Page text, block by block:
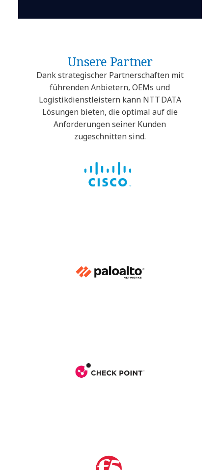
Unsere Partner
Dank strategischer Partnerschaften mit
führenden Anbietern, OEMs und
Logistikdienstleistern kann NTT DATA
Lösungen bieten, die optimal auf die
Anforderungen seiner Kunden
zugeschnitten sind.